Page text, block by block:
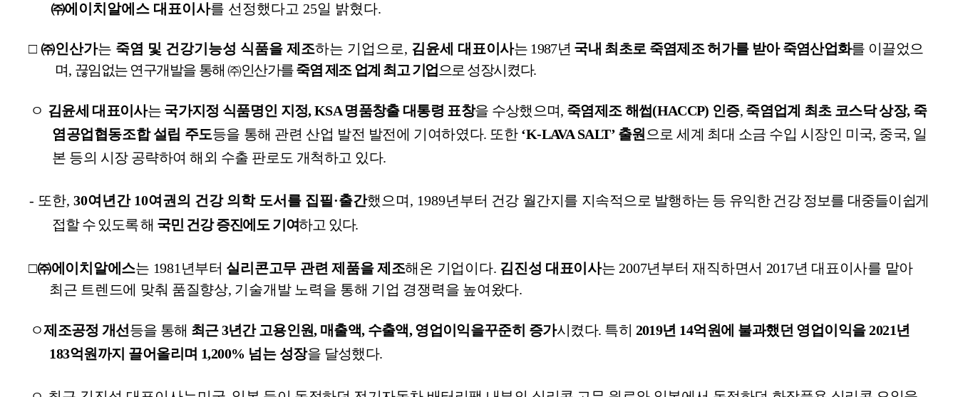
㈜에이치 알에스 대표이사를 선정했다고 25일 밝혔다.
□ ㈜인산가는 죽염 및 건강기능성 식품을 제조하는 기업으로, 김윤세 대표이사는 1987년 국내 최초로 죽염제조 허가를 받아 죽염산업화를 이끌었으
며, 끊임없는 연구개발을 통해 ㈜인산가를죽염 제조 업계 최고 기업 으로 성장시켰다.
ㅇ 김윤세 대표이사는 국가지정 식품명인 지정, KSA명품창출 대통령 표창을 수상했으며, 죽염제조 해썹(HACCP) 인증, 죽염업계 최초 코스닥 상장, 죽
염공업협동조합 설립 주도등을 통해 관련 산업 발전 발전에 기여하였다. 또한 ‘K-LAVA SALT’ 출원 으로 세계 최대 소금 수입 시장인 미국, 중국, 일
본 등의 시장 공략하여 해외 수출 판로도 개척하고 있다.
- 또한, 30여년간10여권의 건강 의학 도서를 집필·출간했으며 , 1989년부터 건강 월간지를 지속적으로 발행하는 등 유익한 건강 정보를 대중들이 쉽게
접할 수 있도록 해 국민 건강 증진에도 기여하고 있다.
□㈜에이치알에스는 1981 년부터 실리콘고무 관련 제품을 제조해온 기업이다. 김진성 대표이사는 2007년부터 재직하면서 2017년 대표이사를 맡아
최근 트렌드에 맞춰 품질향상, 기술개발 노력을 통해 기업 경쟁력을 높여왔다.
ㅇ제조공정 개선등을 통해 최근3년간 고용인원, 매출액, 수출액,영업이익을꾸준히 증가시켰다. 특히 2019년 14억원에 불과했던 영업이익을2021년
183억원까지 끌어올리며 1,200% 넘는 성장을 달성했다.